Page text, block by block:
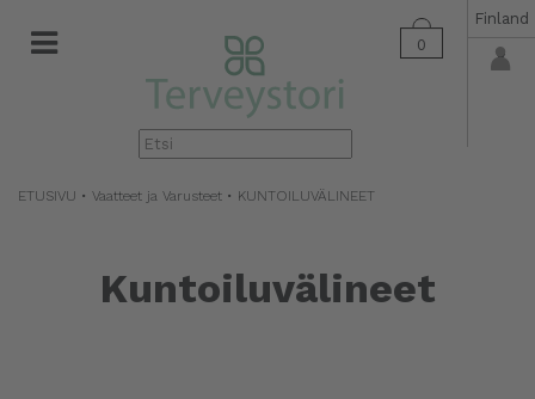
0
Finland
▼
ETUSIVU • Vaatteet ja Varusteet • KUNTOILUVÄLINEET
Kuntoiluvälineet